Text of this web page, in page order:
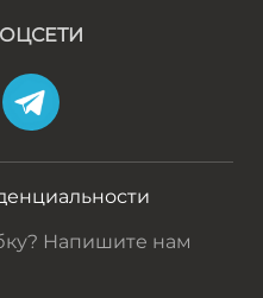
Напишите нам